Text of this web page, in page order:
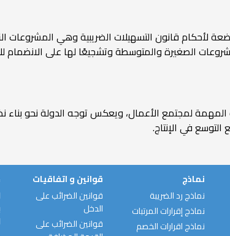
الصغيرة والمتوسطة وتشجيعًا لها على الانضمام
المهمة لمجتمع الأعمال، ويعكس توجه الدولة نحو
في الإنتاج.
نماذج
نماذج رد الضريبة
نماذج إقرارات المرتبات
نماذج اقرارات الخصم
قوانين و اتفاقيات
قوانين الضرائب على
الدخل
قوانين الضرائب على